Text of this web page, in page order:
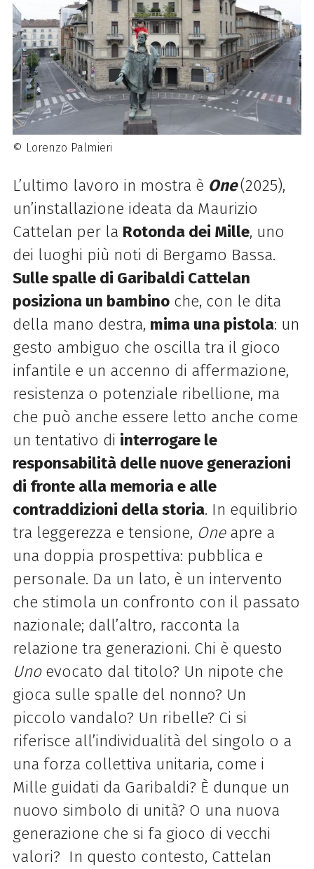
© Lorenzo Palmieri
L’ultimo lavoro in mostra è One(2025),
un’installazione ideata da Maurizio
Cattelan per la Rotonda dei Mille, uno
dei luoghi più noti di Bergamo Bassa.
Sulle spalle di Garibaldi Cattelan
posiziona un bambinoche, con le dita
della mano destra, mima una pistola: un
gesto ambiguo che oscilla tra il gioco
infantile e un accenno di affermazione,
resistenza o potenziale ribellione, ma
che può anche essere letto anche come
un tentativo di interrogare le
responsabilità delle nuove generazioni
di fronte alla memoria e alle
contraddizioni della storia. In equilibrio
tra leggerezza e tensione, One apre a
una doppia prospettiva: pubblica e
personale. Da un lato, è un intervento
che stimola un confronto con il passato
nazionale; dall’altro, racconta la
relazione tra generazioni. Chi è questo
Unoevocato dal titolo? Un nipote che
gioca sulle spalle del nonno? Un
piccolo vandalo? Un ribelle? Ci si
riferisce all’individualità del singolo o a
una forza collettiva unitaria, come i
Mille guidati da Garibaldi? È dunque un
nuovo simbolo di unità? O una nuova
generazione che si fa gioco di vecchi
valori? In questo contesto, Cattelan